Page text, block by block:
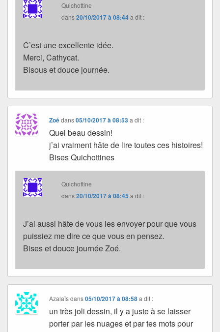
Quichottine
dans20/10/2017 à 08:44a dit :
C’est une excellente idée.
Merci, Cathycat.
Bisous et douce journée.
Zoédans05/10/2017 à 08:53 a dit :
Quel beau dessin!
j’ai vraiment hâte de lire toutes ces histoires!
Bises Quichottines
Quichottine
dans20/10/2017 à 08:45 a dit :
J’ai aussi hâte de vous les envoyer pour que vous
puissiez me dire ce que vous en pensez.
Bises et douce journée Zoé.
Azalaïsdans05/10/2017 à 08:58 a dit :
un très joli dessin, il y a juste à se laisser
porter par les nuages et par tes mots pour